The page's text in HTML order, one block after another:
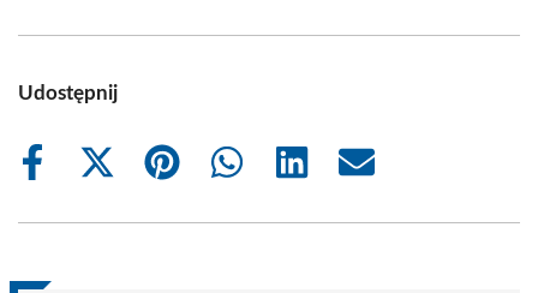
Udostępnij
Share
Share
(Twitter)
Share
Share
Share
Share